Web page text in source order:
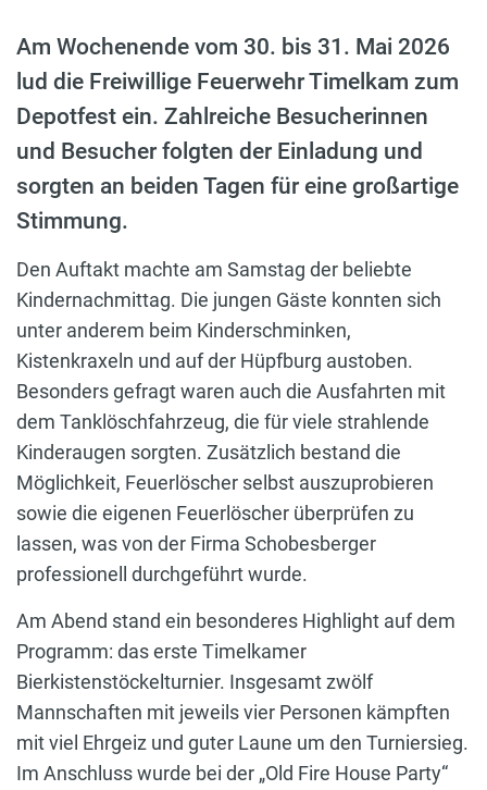
Am Wochenende vom 30. bis 31. Mai 2026
lud die Freiwillige Feuerwehr Timelkam zum
Depotfest ein. Zahlreiche Besucherinnen
und Besucher folgten der Einladung und
sorgten an beiden Tagen für eine großartige
Stimmung.
Den Auftakt machte am Samstag der beliebte
Kindernachmittag. Die jungen Gäste konnten sich
unter anderem beim Kinderschminken,
Kistenkraxeln und auf der Hüpfburg austoben.
Besonders gefragt waren auch die Ausfahrten mit
dem Tanklöschfahrzeug, die für viele strahlende
Kinderaugen sorgten. Zusätzlich bestand die
Möglichkeit, Feuerlöscher selbst auszuprobieren
sowie die eigenen Feuerlöscher überprüfen zu
lassen, was von der Firma Schobesberger
professionell durchgeführt wurde.
Am Abend stand ein besonderes Highlight auf dem
Programm: das erste Timelkamer
Bierkistenstöckelturnier. Insgesamt zwölf
Mannschaften mit jeweils vier Personen kämpften
mit viel Ehrgeiz und guter Laune um den Turniersieg.
Im Anschluss wurde bei der „Old Fire House Party“